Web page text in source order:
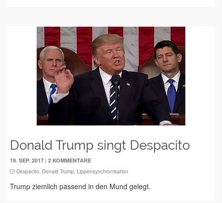
Donald Trump singt Despacito
19. SEP. 2017 | 2 KOMMENTARE
Despacito, Donald Trump, Lippensynchronisation
Trump ziemlich passend in den Mund gelegt.